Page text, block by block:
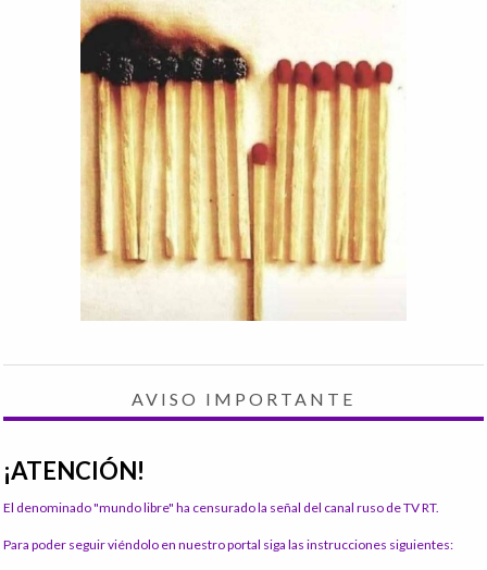
AVISO IMPORTANTE
¡ATENCIÓN!
El denominado "mundo libre" ha censurado la señal del canal ruso de TV RT.
Para poder seguir viéndolo en nuestro portal siga las instrucciones siguientes: